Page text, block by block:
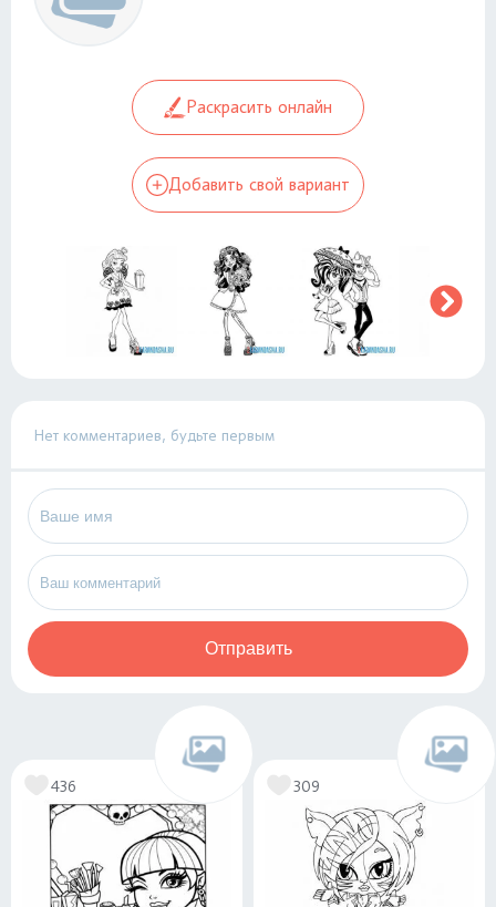
Раскрасить онлайн
Добавить свой вариант
Нет комментариев, будьте первым
Отправить
436 309